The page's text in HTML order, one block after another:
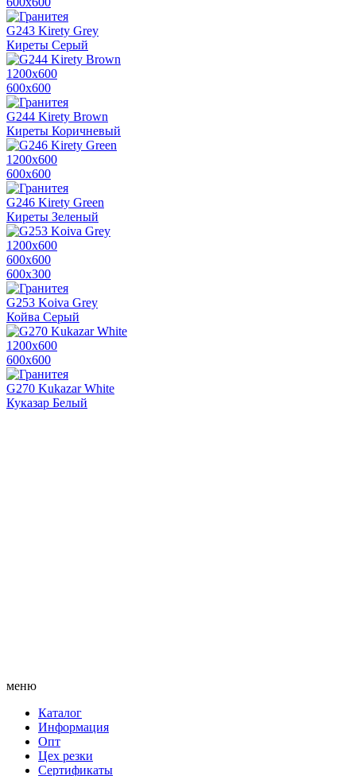
G243 Kirety Grey
Киреты Серый
1200х600
600х600
G244 Kirety Brown
Киреты Коричневый
1200х600
600х600
G246 Kirety Green
Киреты Зеленый
1200х600
600х600
600x300
G253 Koiva Grey
Койва Серый
1200х600
600х600
G270 Kukazar White
Куказар Белый
меню
Каталог
Информация
Опт
Цех резки
Сертификаты